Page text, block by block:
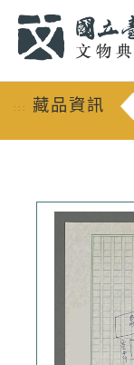
::: 藏品資訊